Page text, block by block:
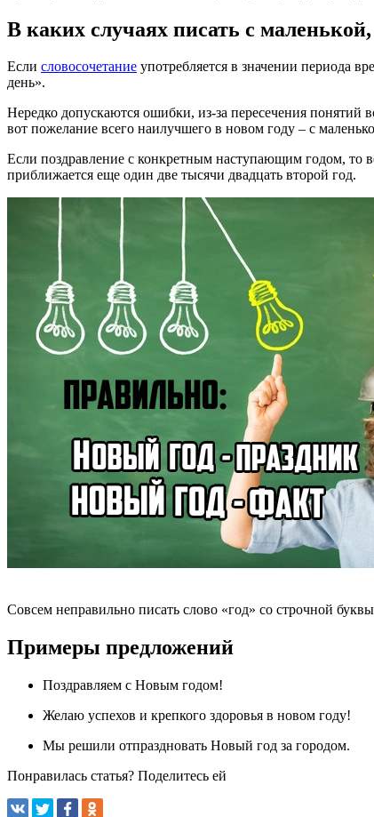
В каких случаях писать с
Если словосочетание употребляется в значении периода
день».
Нередко допускаются ошибки, из-за пересечения
вот пожелание всего наилучшего в новом году – с
Если поздравление с конкретным наступающим годом, то
приближается еще один две тысячи двадцать второй год.
Совсем неправильно писать слово «год» со строчной
Примеры предложений
Поздравляем с Новым годом!
Желаю успехов и крепкого здоровья в новом году!
Мы решили отпраздновать Новый год за городом.
Понравилась статья? Поделитесь ей